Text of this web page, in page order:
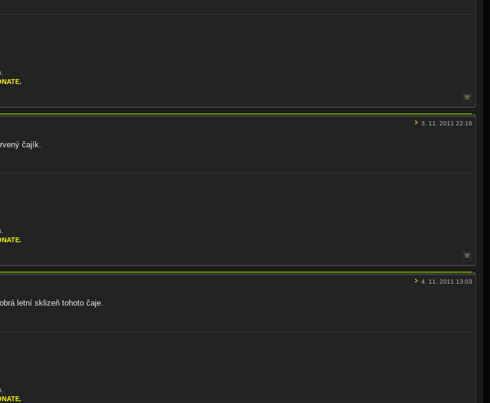
3. 11. 2011 22:16
čajík.
4. 11. 2011 13:03
letní sklizeň tohoto čaje.